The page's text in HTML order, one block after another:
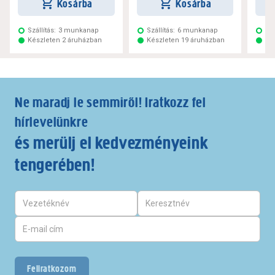
Kosárba
Szállítás: 3 munkanap
Készleten 2 áruházban
Kosárba
Szállítás: 6 munkanap
Készleten 19 áruházban
Ne maradj le semmiről! Iratkozz fel
hírlevelünkre
és merülj el kedvezményeink
tengerében!
Feliratkozom